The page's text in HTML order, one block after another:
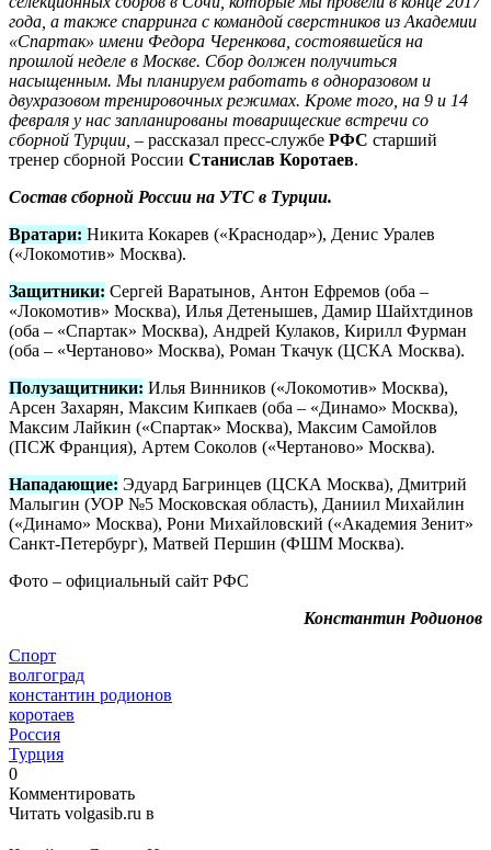
года, а также спарринга с командой сверстников из Академии
«Спартак» имени Федора Черенкова, состоявшейся на
прошлой неделе в Москве. Сбор должен получиться
насыщенным. Мы планируем работать в одноразовом и
двухразовом тренировочных режимах. Кроме того, на 9 и 14
февраля у нас запланированы товарищеские встречи со
сборной Турции, – рассказал пресс-службе РФС старший
тренер сборной России Станислав Коротаев.
Состав сборной России на УТС в Турции.
Вратари: Никита Кокарев («Краснодар»), Денис Уралев
(«Локомотив» Москва).
Защитники: Сергей Варатынов, Антон Ефремов (оба –
«Локомотив» Москва), Илья Детенышев, Дамир Шайхтдинов
(оба – «Спартак» Москва), Андрей Кулаков, Кирилл Фурман
(оба – «Чертаново» Москва), Роман Ткачук (ЦСКА Москва).
Полузащитники: Илья Винников («Локомотив» Москва),
Арсен Захарян, Максим Кипкаев (оба – «Динамо» Москва),
Максим Лайкин («Спартак» Москва), Максим Самойлов
(ПСЖ Франция), Артем Соколов («Чертаново» Москва).
Нападающие: Эдуард Багринцев (ЦСКА Москва), Дмитрий
Малыгин (УОР №5 Московская область), Даниил Михайлин
(«Динамо» Москва), Рони Михайловский («Академия Зенит»
Санкт-Петербург), Матвей Першин (ФШМ Москва).
Фото – официальный сайт РФС
Константин Родионов
Спорт
волгоград
константин родионов
коротаев
Россия
Турция
0
Комментировать
Читать volgasib.ru в